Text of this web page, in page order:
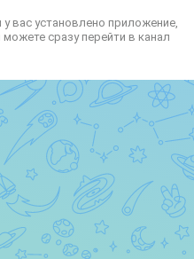
у вас установлено приложение,
сразу перейти в канал